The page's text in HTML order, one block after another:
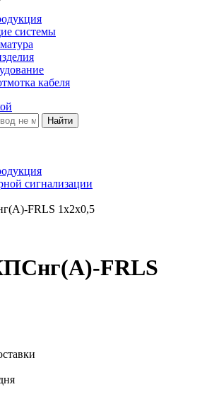
системы
кабеля
Найти
сигнализации
FRLS 1x2x0,5
FRLS